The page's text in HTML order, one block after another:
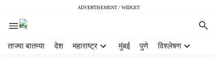
ADVERTISEMENT / WIDGET
ताज्या बातम्या देश महाराष्ट्र मुंबई पुणे विश्लेषण